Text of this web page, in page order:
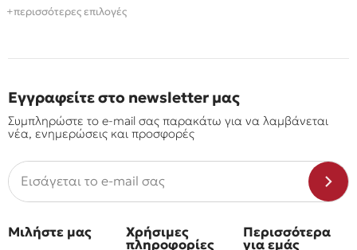
+περισσότερες επιλογές
Εγγραφείτε στο newsletter μας
Συμπληρώστε το e-mail σας παρακάτω για να λαμβάνεται
νέα, ενημερώσεις και προσφορές
Μιλήστε μας Χρήσιμες
πληροφορίες
Περισσότερα
για εμάς